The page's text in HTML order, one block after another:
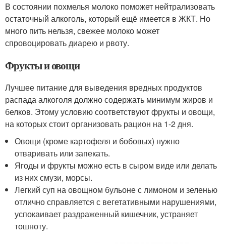
В состоянии похмелья молоко поможет нейтрализовать
остаточный алкоголь, который ещё имеется в ЖКТ. Но
много пить нельзя, свежее молоко может
спровоцировать диарею и рвоту.
Фрукты и овощи
Лучшее питание для выведения вредных продуктов
распада алкоголя должно содержать минимум жиров и
белков. Этому условию соответствуют фрукты и овощи,
на которых стоит организовать рацион на 1-2 дня.
Овощи (кроме картофеля и бобовых) нужно
отваривать или запекать.
Ягоды и фрукты можно есть в сыром виде или делать
из них смузи, морсы.
Легкий суп на овощном бульоне с лимоном и зеленью
отлично справляется с вегетативными нарушениями,
успокаивает раздраженный кишечник, устраняет
тошноту.